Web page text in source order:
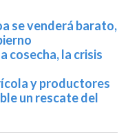
se venderá barato,
cosecha, la crisis
y productores
un rescate del